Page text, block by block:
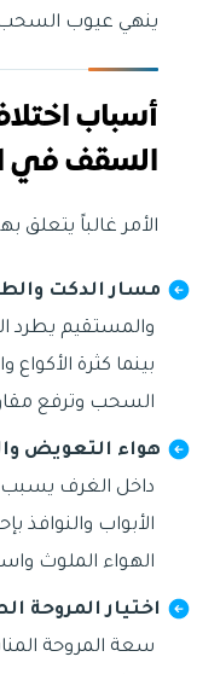
ينهي عيوب
أسباب
السقف في
الأمر غالباً يتعلق
مسار الدكت
والمستقيم يطرد
بينما كثرة
السحب وترفع
هواء التعويض
داخل الغرف يسبب
الأبواب
الهواء الملوث
اختيار المروحة
سعة المروحة